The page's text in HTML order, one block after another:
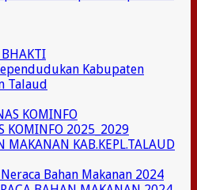
Kabupaten
Talaud
KOMINFO
KOMINFO 2025_2029
MAKANAN KAB.KEPL.TALAUD
Bahan Makanan 2024